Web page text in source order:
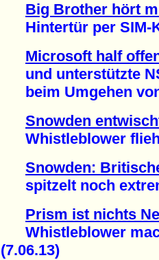
Big Brother hört
Hintertür per SIM-
Microsoft half
und unterstützte
beim Umgehen von
Snowden
Whistleblower flieht
Snowden:
spitzelt noch
Prism ist nichts
Whistleblower
(7.06.13)